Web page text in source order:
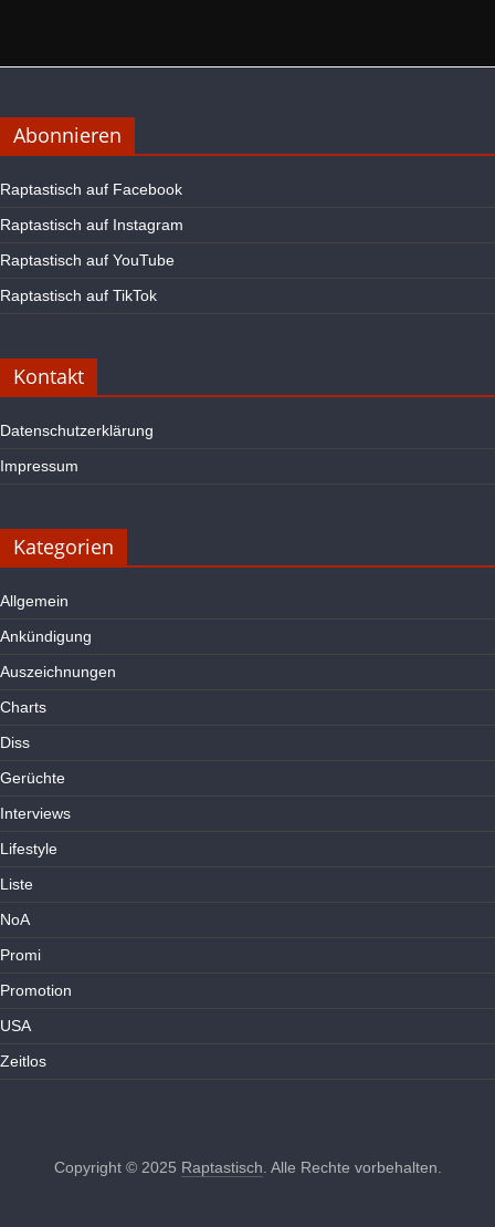
Abonnieren
Raptastisch auf Facebook
Raptastisch auf Instagram
Raptastisch auf YouTube
Raptastisch auf TikTok
Kontakt
Datenschutzerklärung
Impressum
Kategorien
Allgemein
Ankündigung
Auszeichnungen
Charts
Diss
Gerüchte
Interviews
Lifestyle
Liste
NoA
Promi
Promotion
USA
Zeitlos
Copyright © 2025 Raptastisch . Alle Rechte vorbehalten.